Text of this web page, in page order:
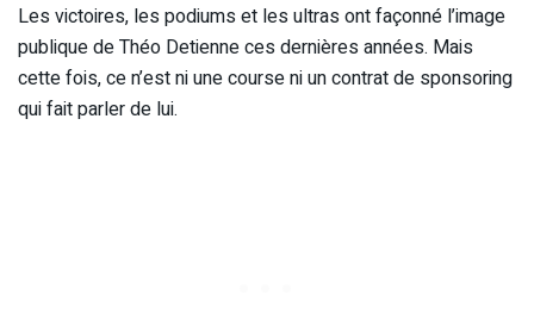
Les victoires, les podiums et les ultras ont façonné l’image
publique de Théo Detienne ces dernières années. Mais
cette fois, ce n’est ni une course ni un contrat de sponsoring
qui fait parler de lui.